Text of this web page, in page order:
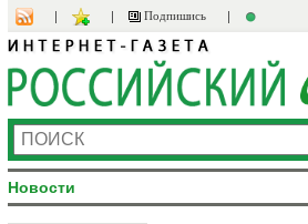
Подпишись
Новости